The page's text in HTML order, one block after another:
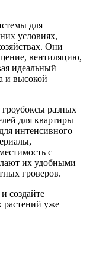
для
условиях,
Они
вентиляцию,
идеальный
и высокой
разных
для квартиры
интенсивного
с
их удобными
гроверов.
создайте
растений уже